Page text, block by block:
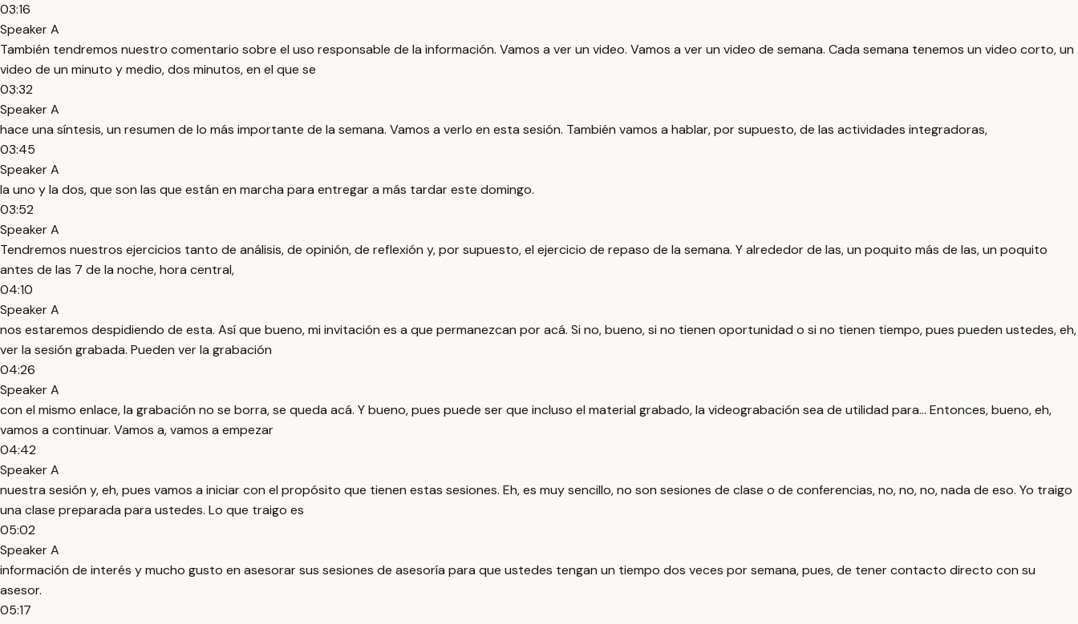
03:16
Speaker A
También tendremos nuestro comentario sobre el uso responsable de la información. Vamos a ver un video. Vamos a ver un video de semana. Cada semana tenemos un video corto, un
video de un minuto y medio, dos minutos, en el que se
03:32
Speaker A
hace una síntesis, un resumen de lo más importante de la semana. Vamos a verlo en esta sesión. También vamos a hablar, por supuesto, de las actividades integradoras,
03:45
Speaker A
la uno y la dos, que son las que están en marcha para entregar a más tardar este domingo.
03:52
Speaker A
Tendremos nuestros ejercicios tanto de análisis, de opinión, de reflexión y, por supuesto, el ejercicio de repaso de la semana. Y alrededor de las, un poquito más de las, un poquito
antes de las 7 de la noche, hora central,
04:10
Speaker A
nos estaremos despidiendo de esta. Así que bueno, mi invitación es a que permanezcan por acá. Si no, bueno, si no tienen oportunidad o si no tienen tiempo, pues pueden ustedes, eh,
ver la sesión grabada. Pueden ver la grabación
04:26
Speaker A
con el mismo enlace, la grabación no se borra, se queda acá. Y bueno, pues puede ser que incluso el material grabado, la videograbación sea de utilidad para... Entonces, bueno, eh,
vamos a continuar. Vamos a, vamos a empezar
04:42
Speaker A
nuestra sesión y, eh, pues vamos a iniciar con el propósito que tienen estas sesiones. Eh, es muy sencillo, no son sesiones de clase o de conferencias, no, no, no, nada de eso. Yo traigo
una clase preparada para ustedes. Lo que traigo es
05:02
Speaker A
información de interés y mucho gusto en asesorar sus sesiones de asesoría para que ustedes tengan un tiempo dos veces por semana, pues, de tener contacto directo con su
asesor.
05:17